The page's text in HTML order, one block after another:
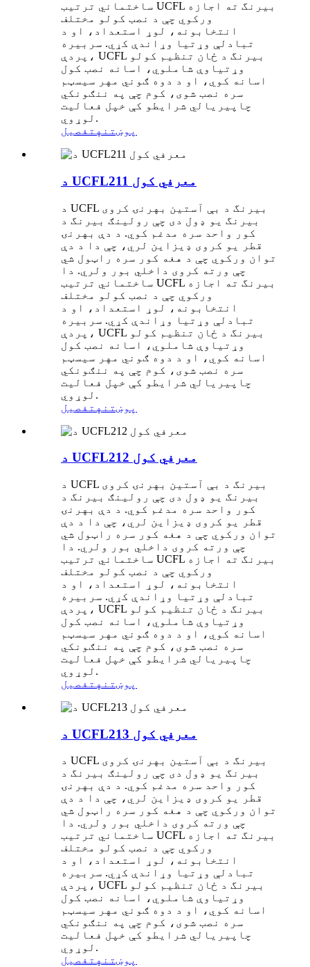
ساختماني ترتیب UCFL بیرنگ ته اجازه
ورکوي چې د نصب کولو مختلف
انتخابونه، لوړ استعداد، او د
تبادلې وړتیا وړاندې کړي. سربیره
پردې، UCFL بیرنگ د ځان تنظیم کولو
وړتیاوې شاملوي، اسانه نصب کول
اسانه کوي، او د دوه ګوني مهر سیسټم
سره نصب شوی، کوم چې په ننګونکي
چاپیریالي شرایطو کې خپل فعالیت
لوړوي.
پوښتنه تفصیل
د UCFL211 معرفي کول
د UCFL بیرنگ د بې آستین بهرنۍ کروی
بیرنگ یو ډول دی چې رولینګ بیرنگ د
کور واحد سره مدغم کوي. د دې بهرنۍ
قطر یو کروی ډیزاین لري، چې دا د دې
توان ورکوي چې د هغه کور سره راټول شي
چې ورته کروی داخلي بور ولري. دا
ساختماني ترتیب UCFL بیرنگ ته اجازه
ورکوي چې د نصب کولو مختلف
انتخابونه، لوړ استعداد، او د
تبادلې وړتیا وړاندې کړي. سربیره
پردې، UCFL بیرنگ د ځان تنظیم کولو
وړتیاوې شاملوي، اسانه نصب کول
اسانه کوي، او د دوه ګوني مهر سیسټم
سره نصب شوی، کوم چې په ننګونکي
چاپیریالي شرایطو کې خپل فعالیت
لوړوي.
پوښتنه تفصیل
د UCFL212 معرفي کول
د UCFL بیرنگ د بې آستین بهرنۍ کروی
بیرنگ یو ډول دی چې رولینګ بیرنگ د
کور واحد سره مدغم کوي. د دې بهرنۍ
قطر یو کروی ډیزاین لري، چې دا د دې
توان ورکوي چې د هغه کور سره راټول شي
چې ورته کروی داخلي بور ولري. دا
ساختماني ترتیب UCFL بیرنگ ته اجازه
ورکوي چې د نصب کولو مختلف
انتخابونه، لوړ استعداد، او د
تبادلې وړتیا وړاندې کړي. سربیره
پردې، UCFL بیرنگ د ځان تنظیم کولو
وړتیاوې شاملوي، اسانه نصب کول
اسانه کوي، او د دوه ګوني مهر سیسټم
سره نصب شوی، کوم چې په ننګونکي
چاپیریالي شرایطو کې خپل فعالیت
لوړوي.
پوښتنه تفصیل
د UCFL213 معرفي کول
د UCFL بیرنگ د بې آستین بهرنۍ کروی
بیرنگ یو ډول دی چې رولینګ بیرنگ د
کور واحد سره مدغم کوي. د دې بهرنۍ
قطر یو کروی ډیزاین لري، چې دا د دې
توان ورکوي چې د هغه کور سره راټول شي
چې ورته کروی داخلي بور ولري. دا
ساختماني ترتیب UCFL بیرنگ ته اجازه
ورکوي چې د نصب کولو مختلف
انتخابونه، لوړ استعداد، او د
تبادلې وړتیا وړاندې کړي. سربیره
پردې، UCFL بیرنگ د ځان تنظیم کولو
وړتیاوې شاملوي، اسانه نصب کول
اسانه کوي، او د دوه ګوني مهر سیسټم
سره نصب شوی، کوم چې په ننګونکي
چاپیریالي شرایطو کې خپل فعالیت
لوړوي.
پوښتنه تفصیل